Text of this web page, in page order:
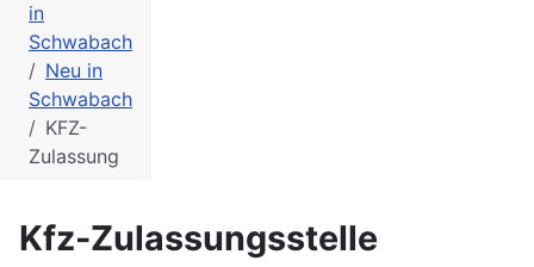
in
Schwabach
Neu in
Schwabach
KFZ-
Zulassung
Kfz-Zulassungsstelle